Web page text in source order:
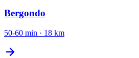
Bergondo
50-60 min · 18 km